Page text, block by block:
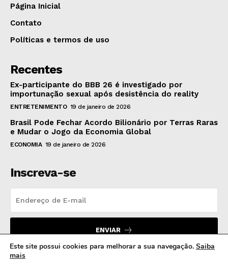
Página Inicial
Contato
Políticas e termos de uso
Recentes
Ex-participante do BBB 26 é investigado por
importunação sexual após desistência do reality
ENTRETENIMENTO 19 de janeiro de 2026
Brasil Pode Fechar Acordo Bilionário por Terras Raras
e Mudar o Jogo da Economia Global
ECONOMIA 19 de janeiro de 2026
Inscreva-se
ENVIAR
Este site possui cookies para melhorar a sua navegação. Saiba
mais